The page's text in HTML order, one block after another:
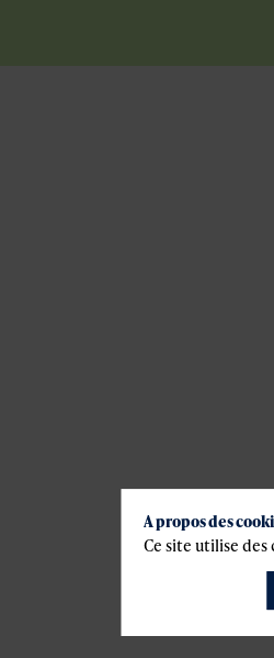
Il manque
A propos des
Ce site utilise